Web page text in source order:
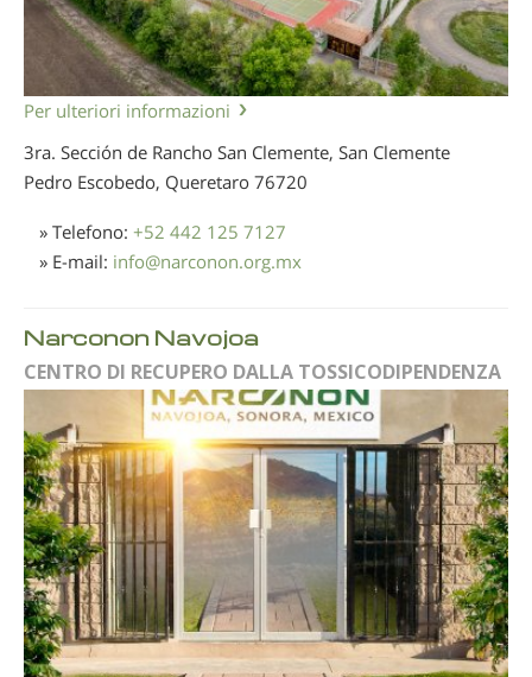
Per ulteriori informazioni
3ra. Sección de Rancho San Clemente, San Clemente
Pedro Escobedo, Queretaro 76720
» Telefono: +52 442 125 7127
» E-mail: info@narconon.org.mx
Narconon Navojoa
CENTRO DI RECUPERO DALLA TOSSICODIPENDENZA